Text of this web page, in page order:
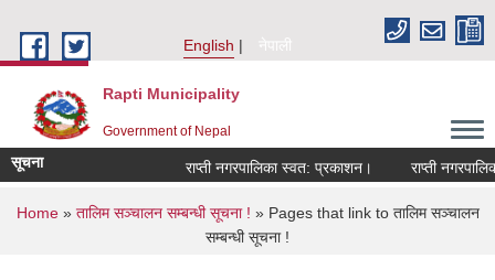
English
नेपाली
Rapti Municipality
Government of Nepal
सूचना राप्ती नगरपालिका स्वत: प्रकाशन। राप्ती
You are here
Home» तालिम सञ्चालन सम्बन्धी सूचना ! » Pages that link to तालिम सञ्चालन
सम्बन्धी सूचना !